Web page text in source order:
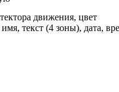
движения, цвет
текст (4 зоны), дата,